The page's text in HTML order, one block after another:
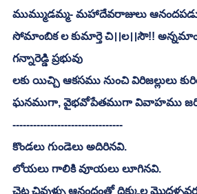
ముమ్ముడమ్మ- మహాదేవరాజులు
సోమాంబిక ల కుమార్తె చి।।ల।।సౌ!!
గన్నారెడ్డి ప్రభువు
లకు యిచ్చి ఆకసము నుంచి విరిజల్లులు
ఘనముగా, వైభవోపేతముగా వివాహము
--------------------------------
కొండలు గుండెలు అదిరినవి.
లోయలు గాలికి వూయలు లూగినవి.
చెట్ల చివుళ్ళు ఆనందంతో దిక్కుల